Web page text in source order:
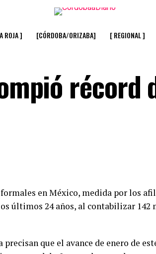
ROJA ] [CÓRDOBA/ORIZABA] [ REGIONAL ]
récord
en México, medida por los
últimos 24 años, al contabilizar 142
que el avance de enero de